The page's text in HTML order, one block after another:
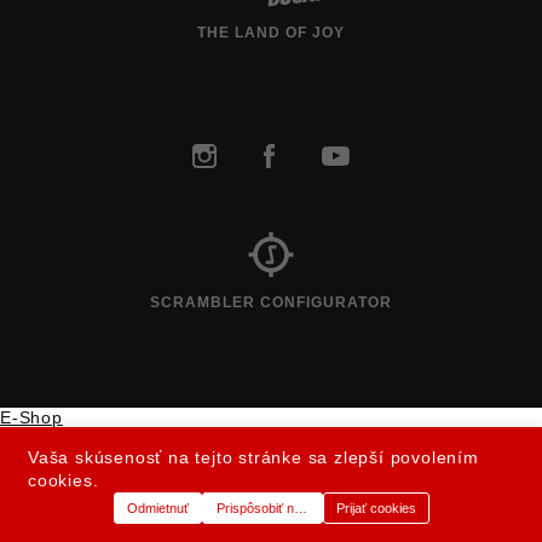
THE LAND OF JOY
SCRAMBLER CONFIGURATOR
E-Shop
Košík
Vaša skúsenosť na tejto stránke sa zlepší povolením
cookies.
Odmietnuť Prispôsobiť nastaveniaPrijať cookies